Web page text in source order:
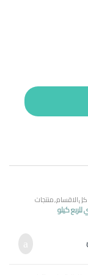
كل الاقسام,منتجات
كيلو